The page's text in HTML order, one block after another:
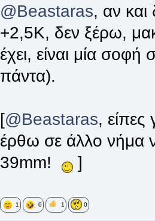
@Beastaras, αν
+2,5Κ, δεν ξέρω,
έχει, είναι μία
πάντα).
[@Beastaras, είπες
έρθω σε άλλο νήμα
39mm!
]
1 0 1 0